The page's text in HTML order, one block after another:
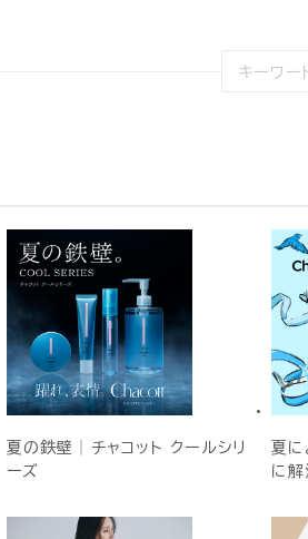
検
夏の鉄壁│チャコット クールシリ
ーズ
夏に
に解